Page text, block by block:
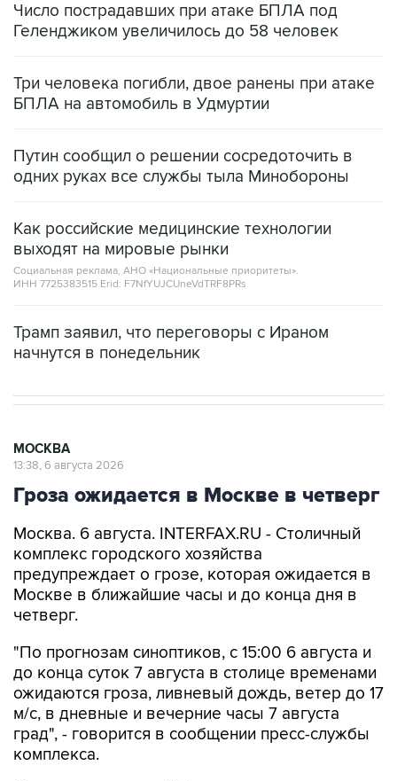
Число пострадавших при атаке БПЛА под
Геленджиком увеличилось до 58 человек
Три человека погибли, двое ранены при атаке
БПЛА на автомобиль в Удмуртии
Путин сообщил о решении сосредоточить в
одних руках все службы тыла Минобороны
Как российские медицинские технологии
выходят на мировые рынки
Социальная реклама, АНО «Национальные приоритеты».
ИНН 7725383515 Erid: F7NfYUJCUneVdTRF8PRs
Трамп заявил, что переговоры с Ираном
начнутся в понедельник
МОСКВА
13:38, 6 августа 2026
Гроза ожидается в Москве в четверг
Москва. 6 августа. INTERFAX.RU - Столичный
комплекс городского хозяйства
предупреждает о грозе, которая ожидается в
Москве в ближайшие часы и до конца дня в
четверг.
"По прогнозам синоптиков, с 15:00 6 августа и
до конца суток 7 августа в столице временами
ожидаются гроза, ливневый дождь, ветер до 17
м/с, в дневные и вечерние часы 7 августа
град", - говорится в сообщении пресс-службы
комплекса.